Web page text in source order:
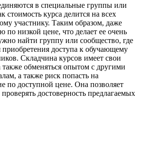
в специальные группы или
стоимость курса делится на всех
участнику. Таким образом, даже
по низкой цене, что делает ее очень
найти группу или сообщество, где
приобретения доступа к обучающему
Складчина курсов имеет свои
обменяться опытом с другими
а также риск попасть на
по доступной цене. Она позволяет
достоверность предлагаемых